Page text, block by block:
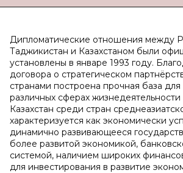
Дипломатические отношения между
Таджикистан и Казахстаном были
установлены в январе 1993 году.
договора о стратегическом
странами построена прочная база для
различных сферах жизнедеятельности
Казахстан среди стран
характеризуется как экономически
динамично развивающееся
более развитой экономикой,
системой, наличием широких
для инвестирования в развитие